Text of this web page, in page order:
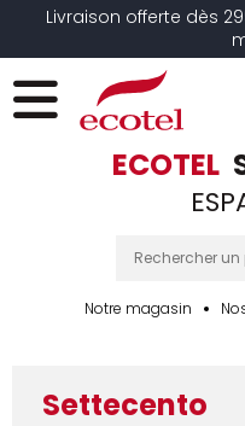
Livraison offerte dès
ECOTEL
Notre magasin
Settecento
Panneau de gestion des